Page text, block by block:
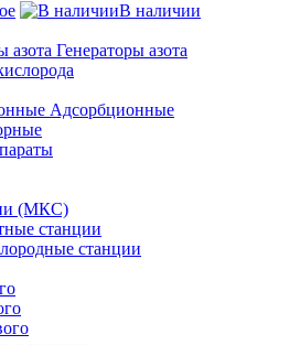
В наличии
Генераторы азота
Адсорбционные
(МКС)
станции
станции